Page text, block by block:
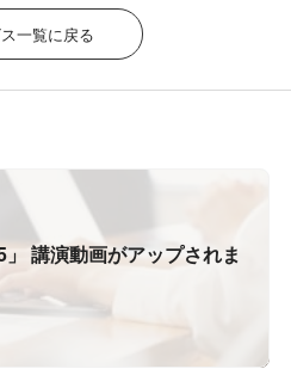
一覧に戻る
」 講演動画がアップされま